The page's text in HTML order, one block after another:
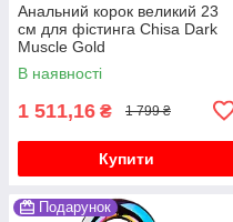
Анальний корок великий 23
см для фістинга Chisa Dark
Muscle Gold
В наявності
1 511,16 ₴ 1 799 ₴
Купити
Подарунок